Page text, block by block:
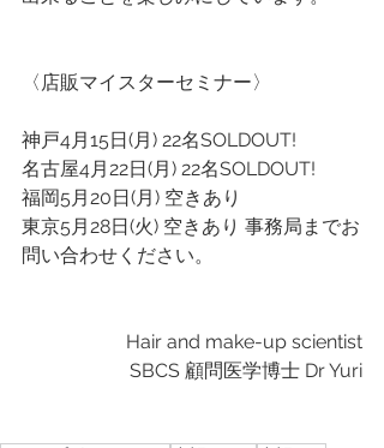
〈店販マイスターセミナー〉
神戸4月15日(月) 22名SOLDOUT!
名古屋4月22日(月) 22名SOLDOUT!
福岡5月20日(月) 空きあり
東京5月28日(火) 空きあり 事務局までお
問い合わせください。
Hair and make-up scientist
SBCS 顧問医学博士 Dr Yuri